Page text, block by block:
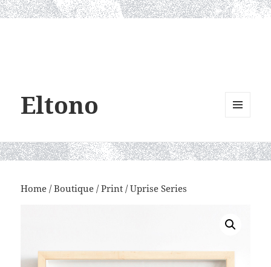
Eltono
WIDGETS
Home /Boutique /Print / Uprise Series